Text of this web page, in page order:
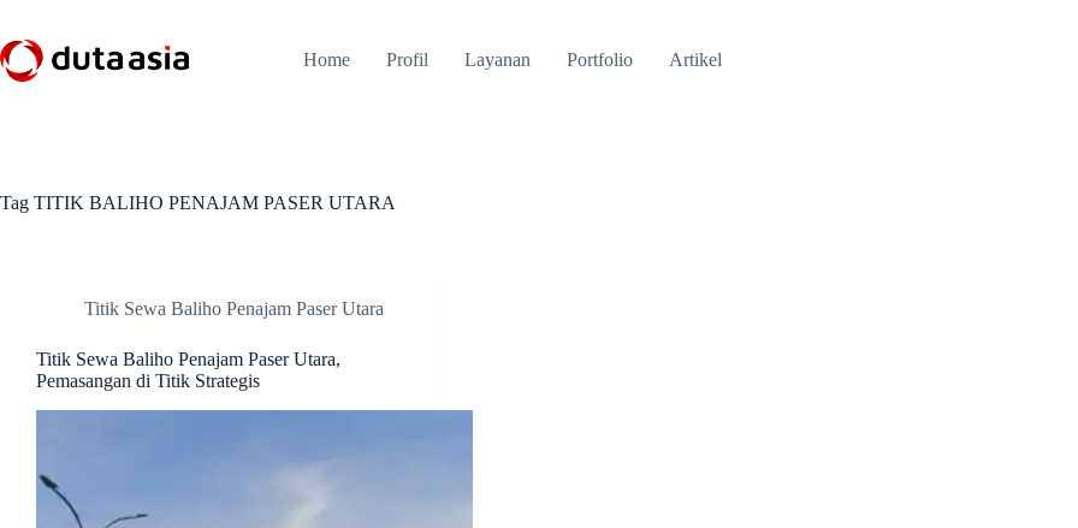
content
Home Profil Layanan Portfolio Artikel
Tag TITIK BALIHO PENAJAM PASER UTARA
Titik Sewa Baliho Penajam Paser Utara
Titik Sewa Baliho Penajam Paser Utara,
Pemasangan di Titik Strategis